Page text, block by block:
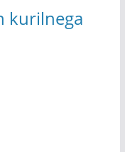
kurilnega